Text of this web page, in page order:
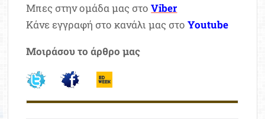
Μπες στην ομάδα μας στοViber
Κάνε εγγραφή στο κανάλι μας στοYoutube
Μοιράσου το άρθρο μας